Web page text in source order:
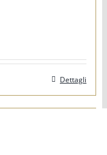
Dettagli